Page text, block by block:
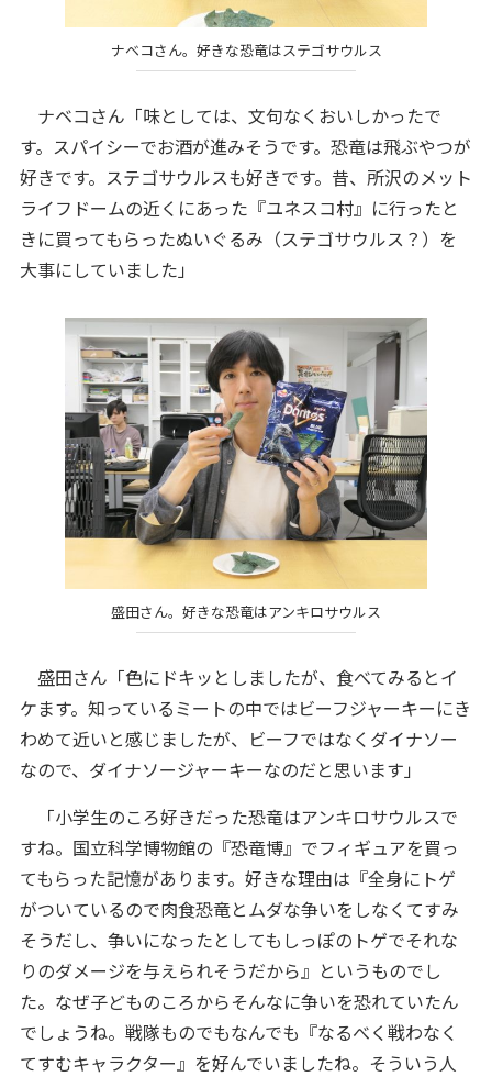
ナベコさん。好きな恐竜はステゴサウルス
ナベコさん「味としては、文句なくおいしかったで
す。スパイシーでお酒が進みそうです。恐竜は飛ぶやつが
好きです。ステゴサウルスも好きです。昔、所沢のメット
ライフドームの近くにあった『ユネスコ村』に行ったと
きに買ってもらったぬいぐるみ（ステゴサウルス？）を
大事にしていました」
盛田さん。好きな恐竜はアンキロサウルス
盛田さん「色にドキッとしましたが、食べてみるとイ
ケます。知っているミートの中ではビーフジャーキーにき
わめて近いと感じましたが、ビーフではなくダイナソー
なので、ダイナソージャーキーなのだと思います」
「小学生のころ好きだった恐竜はアンキロサウルスで
すね。国立科学博物館の『恐竜博』でフィギュアを買っ
てもらった記憶があります。好きな理由は『全身にトゲ
がついているので肉食恐竜とムダな争いをしなくてすみ
そうだし、争いになったとしてもしっぽのトゲでそれな
りのダメージを与えられそうだから』というものでし
た。なぜ子どものころからそんなに争いを恐れていたん
でしょうね。戦隊ものでもなんでも『なるべく戦わなく
てすむキャラクター』を好んでいましたね。そういう人